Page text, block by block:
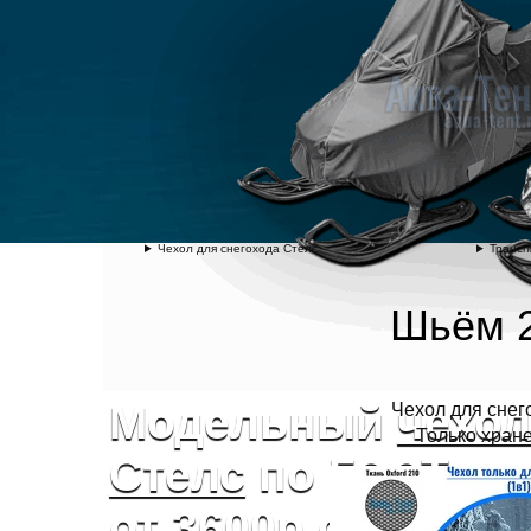
Модельный
Стелс по ГОСТу
Чехол для снегохода Стелс
Шьём
Чехол для
Только